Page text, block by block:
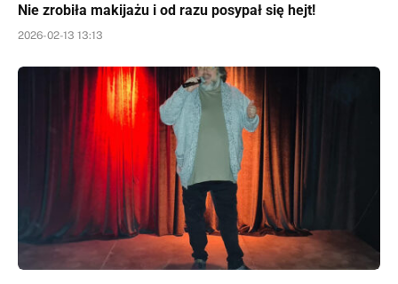
Nie zrobiła makijażu i od razu posypał się hejt!
2026-02-13 13:13